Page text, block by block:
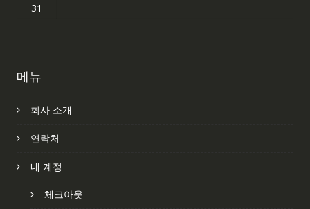
31
메뉴
회사 소개
연락처
내 계정
체크아웃